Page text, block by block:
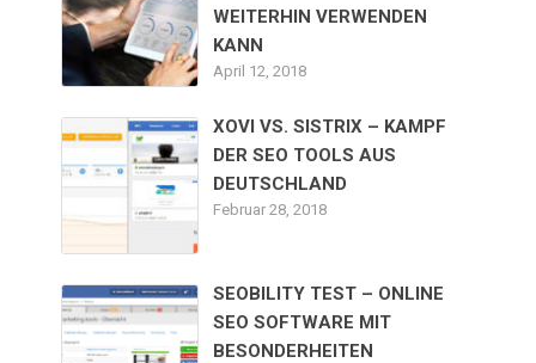
WEITERHIN VERWENDEN
KANN
April 12, 2018
XOVI VS. SISTRIX – KAMPF
DER SEO TOOLS AUS
DEUTSCHLAND
Februar 28, 2018
SEOBILITY TEST – ONLINE
SEO SOFTWARE MIT
BESONDERHEITEN